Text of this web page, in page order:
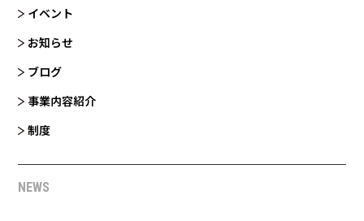
イベント
お知らせ
ブログ
事業内容紹介
制度
NEWS